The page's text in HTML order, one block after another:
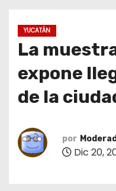
YUCATÁN
La
expone
de la
por
Dic 20,